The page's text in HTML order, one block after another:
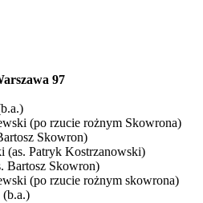
97
(po rzucie rożnym Skowrona)
Skowron)
(as. Patryk Kostrzanowski)
Bartosz Skowron)
(po rzucie rożnym skowrona)
(b.a.)